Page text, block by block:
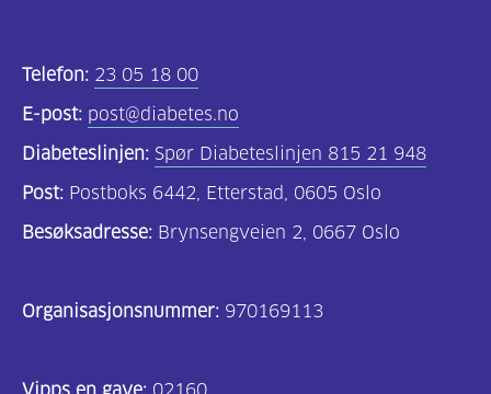
Telefon: 23 05 18 00
E-post: post@diabetes.no
Diabeteslinjen: Spør Diabeteslinjen 815 21 948
Post: Postboks 6442, Etterstad, 0605 Oslo
Besøksadresse: Brynsengveien 2, 0667 Oslo
Organisasjonsnummer: 970169113
Vipps en gave: 02160